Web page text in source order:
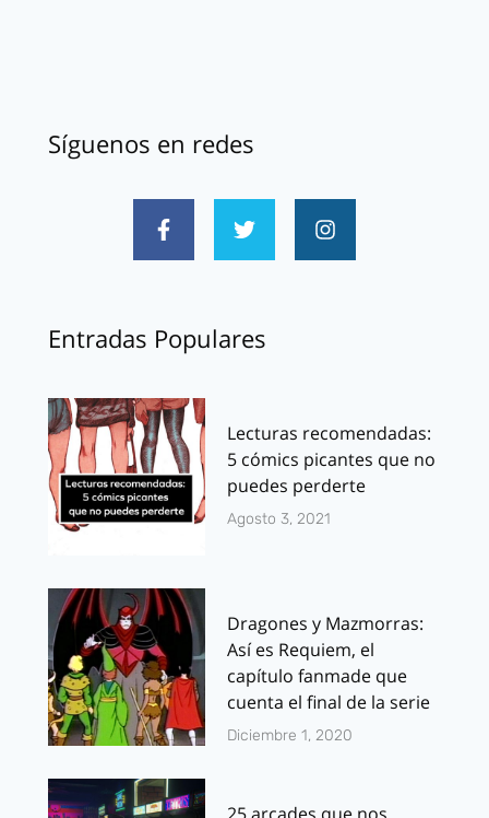
Síguenos en redes
Entradas Populares
Lecturas recomendadas:
5 cómics picantes que no
puedes perderte
Agosto 3, 2021
Dragones y Mazmorras:
Así es Requiem, el
capítulo fanmade que
cuenta el final de la serie
Diciembre 1, 2020